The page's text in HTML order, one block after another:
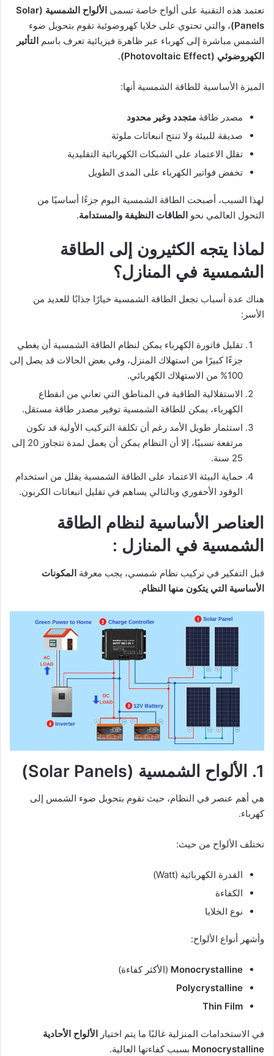
تعتمد هذه التقنية على ألواح خاصة تسمى
الألواح الشمسية (Solar
Panels) ، والتي تحتوي على خلايا كهروضوئية تقوم بتحويل ضوء
الشمس مباشرة إلى كهرباء عبر ظاهرة فيزيائية تعرف باسم التأثير
الكهروضوئي (Photovoltaic Effect)
.
الميزة الأساسية للطاقة الشمسية أنها:
مصدر طاقة متجدد وغير محدود
صديقة للبيئة ولا تنتج انبعاثات ملوثة
تقلل الاعتماد على الشبكات الكهربائية التقليدية
تخفض فواتير الكهرباء على المدى الطويل
لهذا السبب، أصبحت الطاقة الشمسية اليوم جزءًا أساسيًا من
التحول العالمي نحو الطاقات النظيفة والمستدامة.
لماذا يتجه الكثيرون إلى الطاقة
الشمسية في المنازل؟
هناك عدة أسباب تجعل الطاقة الشمسية خيارًا جذابًا للعديد من
الأسر:
تقليل فاتورة الكهرباء يمكن لنظام الطاقة الشمسية أن يغطي
جزءًا كبيرًا من استهلاك المنزل، وفي بعض الحالات قد يصل إلى
100% من الاستهلاك الكهربائي.
الاستقلالية الطاقية في المناطق التي تعاني من انقطاع
الكهرباء، يمكن للطاقة الشمسية توفير مصدر طاقة مستقل.
استثمار طويل الأمد رغم أن تكلفة التركيب الأولية قد تكون
مرتفعة نسبيًا، إلا أن النظام يمكن أن يعمل لمدة تتجاوز 20 إلى
25 سنة.
حماية البيئة الاعتماد على الطاقة الشمسية يقلل من استخدام
الوقود الأحفوري وبالتالي يساهم في تقليل انبعاثات الكربون.
العناصر الأساسية لنظام الطاقة
الشمسية في المنازل :
قبل التفكير في تركيب نظام شمسي، يجب معرفة المكونات
الأساسية التي يتكون منها النظام.
1. الألواح الشمسية (Solar Panels)
هي أهم عنصر في النظام، حيث تقوم بتحويل ضوء الشمس إلى
كهرباء.
تختلف الألواح من حيث:
القدرة الكهربائية (Watt)
الكفاءة
نوع الخلايا
وأشهر أنواع الألواح:
Monocrystalline (الأكثر كفاءة)
Polycrystalline
Thin Film
في الاستخدامات المنزلية غالبًا ما يتم اختيار
الألواح الأحادية
Monocrystalline بسبب كفاءتها العالية.